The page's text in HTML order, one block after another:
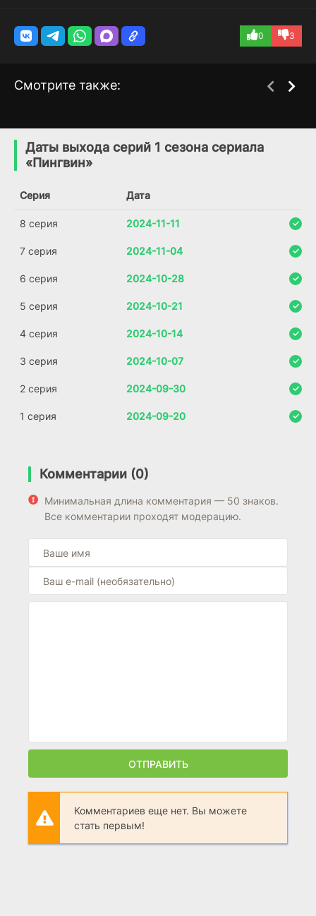
0 3
Смотрите также:
5.7 5.2
Даты выхода серий 1 сезона сериала
«Пингвин»
Серия Дата
8 серия 2024-11-11
7 серия 2024-11-04
6 серия 2024-10-28
5 серия 2024-10-21
4 серия 2024-10-14
3 серия 2024-10-07
2 серия 2024-09-30
1 серия 2024-09-20
Комментарии (0)
Минимальная длина комментария — 50 знаков.
Все комментарии проходят модерацию.
ОТПРАВИТЬ
Комментариев еще нет. Вы можете
стать первым!